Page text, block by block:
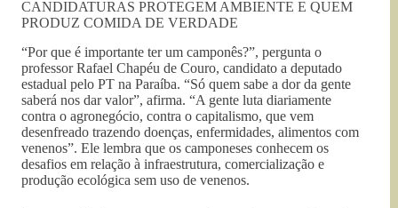
CANDIDATURAS PROTEGEM AMBIENTE E QUEM
PRODUZ COMIDA DE VERDADE
“Por que é importante ter um camponês?”, pergunta o
professor Rafael Chapéu de Couro, candidato a deputado
estadual pelo PT na Paraíba. “Só quem sabe a dor da gente
saberá nos dar valor”, afirma. “A gente luta diariamente
contra o agronegócio, contra o capitalismo, que vem
desenfreado trazendo doenças, enfermidades, alimentos com
venenos”. Ele lembra que os camponeses conhecem os
desafios em relação à infraestrutura, comercialização e
produção ecológica sem uso de venenos.